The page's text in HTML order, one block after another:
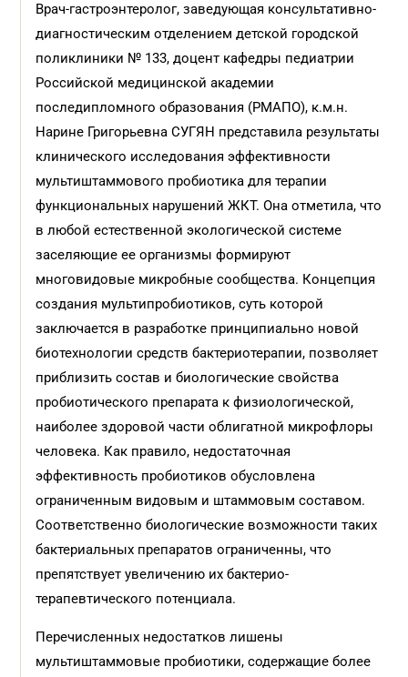
Врач-гастроэнтеролог, заведующая консультативно-
диагностическим отделением детской городской
поликлиники № 133, доцент кафедры педиатрии
Российской медицинской академии
последипломного образования (РМАПО), к.м.н.
Нарине Григорьевна СУГЯН представила результаты
клинического исследования эффективности
мультиштаммового пробиотика для терапии
функциональных нарушений ЖКТ. Она отметила, что
в любой естественной экологической системе
заселяющие ее организмы формируют
многовидовые микробные сообщества. Концепция
создания мультипробиотиков, суть которой
заключается в разработке принципиально новой
биотехнологии средств бактерио­терапии, позволяет
приблизить состав и биологические свойства
пробиотического препарата к физиологической,
наиболее здоровой части облигатной микрофлоры
человека. Как правило, недостаточная
эффективность пробиотиков обусловлена
ограниченным видовым и штаммовым составом.
Соответственно биологические возможности таких
бактериальных препаратов ограниченны, что
препятствует увеличению их бактерио­
терапевтического потенциала.
Перечисленных недостатков лишены
мультиштаммовые пробиотики, содержащие более